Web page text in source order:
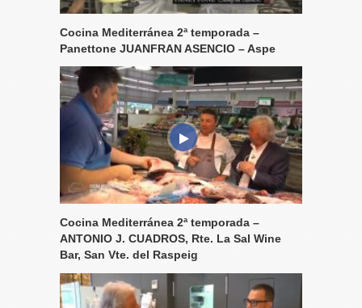
Cocina Mediterránea 2ª temporada –
Panettone JUANFRAN ASENCIO – Aspe
Cocina Mediterránea 2ª temporada –
ANTONIO J. CUADROS, Rte. La Sal Wine
Bar, San Vte. del Raspeig